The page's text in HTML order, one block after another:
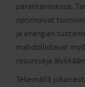
parantamisessa.
optimoivat
ja energian
mahdollistavat
resursseja
Tekemällä